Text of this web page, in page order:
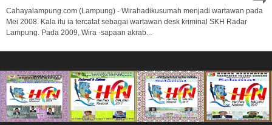
Cahayalampung.com (Lampung) - Wirahadikusumah menjadi wartawan pada
Mei 2008. Kala itu ia tercatat sebagai wartawan desk kriminal SKH Radar
Lampung. Pada 2009, Wira -sapaan akrab...